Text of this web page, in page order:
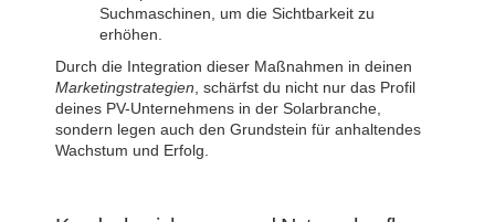
Suchmaschinen, um die Sichtbarkeit zu
erhöhen.
Durch die Integration dieser Maßnahmen in deinen
Marketingstrategien , schärfst du nicht nur das Profil
deines PV-Unternehmens in der Solarbranche,
sondern legen auch den Grundstein für anhaltendes
Wachstum und Erfolg.